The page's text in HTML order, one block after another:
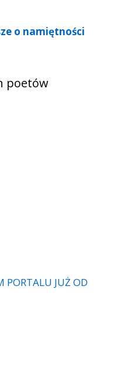
o namiętności
poetów
PORTALU JUŻ OD